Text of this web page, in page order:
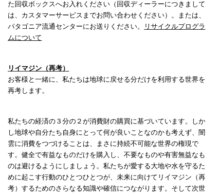
た回収ボックスへお入れください（回収ディーラーにつきまして
は、カスタマーサービスまでお問い合わせください）。または、
パタゴニア流通センターにお送りください。
リサイクルプログラ
ムについて
リイマジン（再考）
お客様と一緒に、私たちは地球に戻せる分だけを利用する世界を
再考します。
私たちの経済の３分の２が消費財の購買に基づいています。しか
し地球や自分たち自身にとって何が良いことなのかも考えず、闇
雲に消費をつづけることは、まさに持続不可能な世界の権現で
す。健全で有益なものだけを購入し、不要なものや有害無益なも
のは避けるようにしましょう。私たちが愛する大地や水を守るた
めに起こす行動のひとつひとつが、未来に向けてリイマジン（再
考）するためのさらなる知識や確信につながります。そして次世